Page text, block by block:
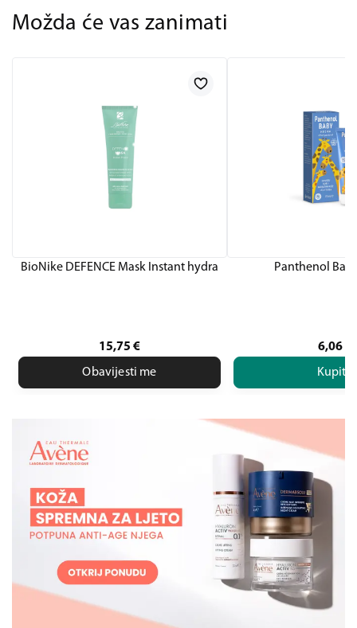
Možda će vas zanimati
BioNike DEFENCE Mask Instant hydra
15,75 €
Obavijesti me
Panthenol
6,06
Kupite